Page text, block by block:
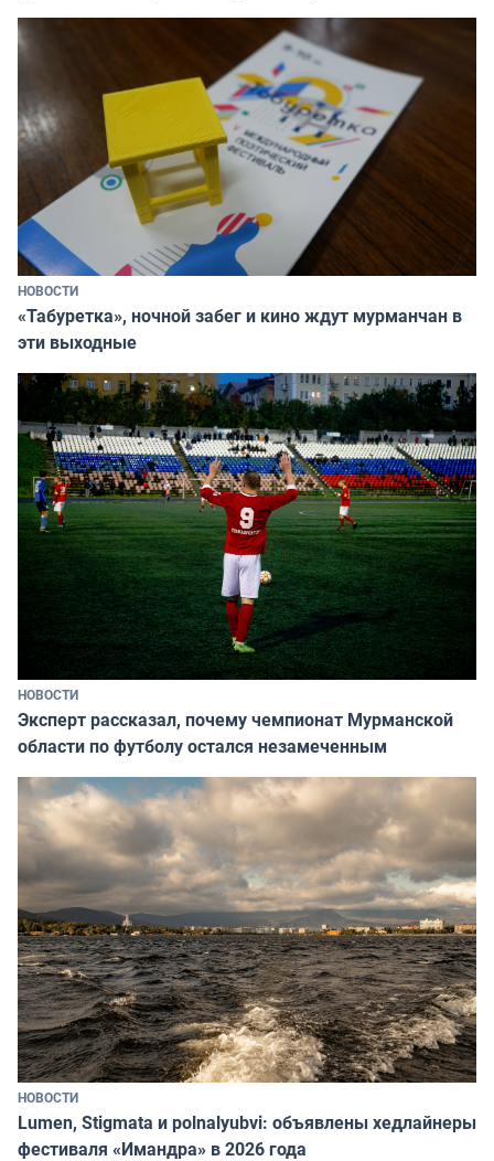
НОВОСТИ
«Табуретка», ночной забег и кино ждут мурманчан в
эти выходные
НОВОСТИ
Эксперт рассказал, почему чемпионат Мурманской
области по футболу остался незамеченным
НОВОСТИ
Lumen, Stigmata и polnalyubvi: объявлены хедлайнеры
фестиваля «Имандра» в 2026 года